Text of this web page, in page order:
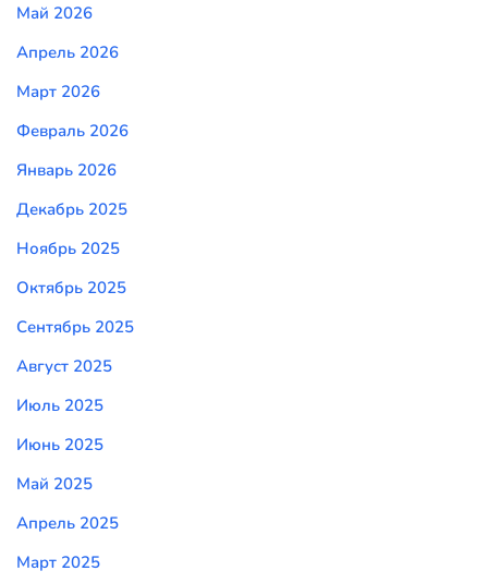
Май 2026
Апрель 2026
Март 2026
Февраль 2026
Январь 2026
Декабрь 2025
Ноябрь 2025
Октябрь 2025
Сентябрь 2025
Август 2025
Июль 2025
Июнь 2025
Май 2025
Апрель 2025
Март 2025